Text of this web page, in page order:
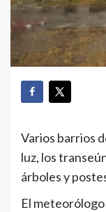
Varios barrios
luz, los
árboles y
El